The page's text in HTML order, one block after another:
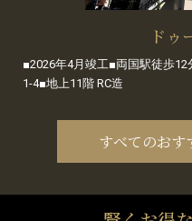
ドゥ
■2026年4月竣工■両国駅徒歩
1-4■地上11階 RC造
すべてのおす